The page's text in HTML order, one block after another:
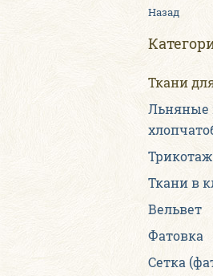
Назад
Ткани
Льняные
Ткани в
Вельвет
Фатовка
Сетка